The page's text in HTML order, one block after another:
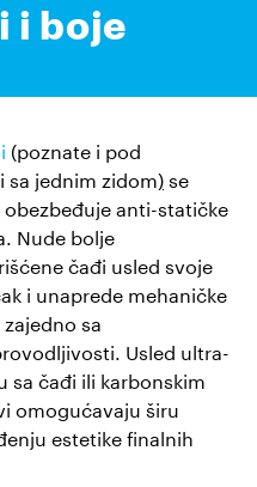
i boje
(poznate i pod
sa jednim zidom)se
anti-statičke
Nude bolje
čađi usled svoje
i unaprede mehaničke
sa
Usled ultra-
sa čađi ili karbonskim
omogućavaju širu
estetike finalnih